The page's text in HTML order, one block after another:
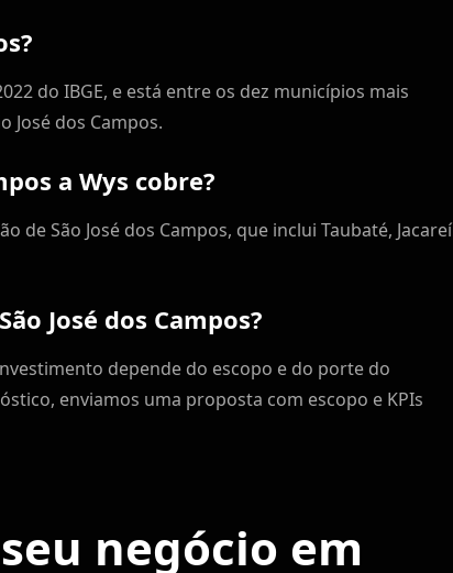
do IBGE, e está entre os dez municípios mais
José dos Campos.
a Wys cobre?
de São José dos Campos, que inclui Taubaté, Jacareí
José dos Campos?
depende do escopo e do porte do
enviamos uma proposta com escopo e KPIs
negócio em